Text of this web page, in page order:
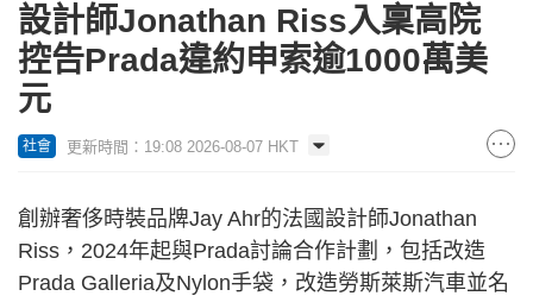
設計師Jonathan Riss入稟高院
控告Prada違約申索逾1000萬美
元
社會 更新時間：19:08 2026-08-07 HKT
創辦奢侈時裝品牌Jay Ahr的法國設計師Jonathan
Riss，2024年起與Prada討論合作計劃，包括改造
Prada Galleria及Nylon手袋，改造勞斯萊斯汽車並名